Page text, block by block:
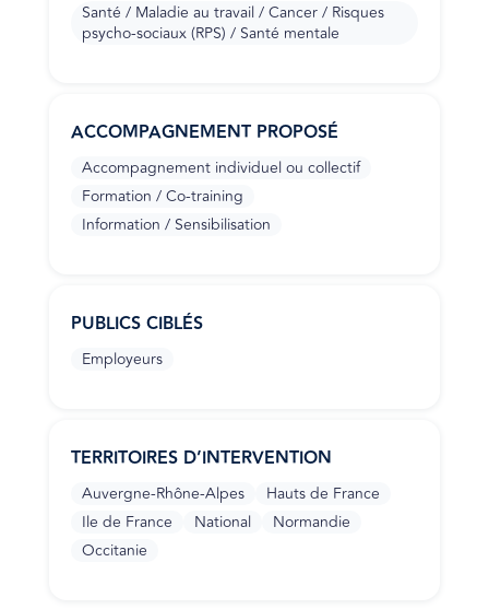
Santé / Maladie au travail / Cancer / Risques
psycho-sociaux (RPS) / Santé mentale
ACCOMPAGNEMENT PROPOSÉ
Accompagnement individuel ou collectif
Formation / Co-training
Information / Sensibilisation
PUBLICS CIBLÉS
Employeurs
TERRITOIRES D’INTERVENTION
Auvergne-Rhône-Alpes
Hauts de France
Ile de France
National
Normandie
Occitanie